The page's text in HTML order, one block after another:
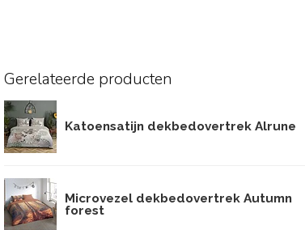
Gerelateerde producten
Katoensatijn dekbedovertrek Alrune
Microvezel dekbedovertrek Autumn
forest